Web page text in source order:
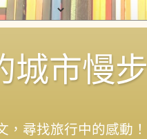
城市慢步
，尋找旅行中的感動！